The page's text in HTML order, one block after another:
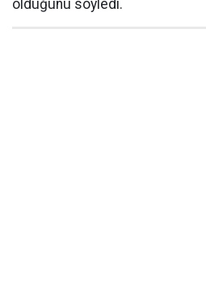
olduğunu söyledi.